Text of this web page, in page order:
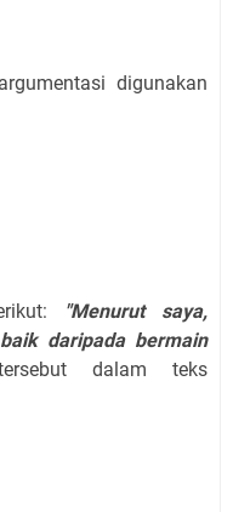
digunakan
"Menurut saya,
daripada bermain
dalam teks